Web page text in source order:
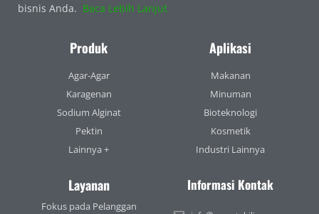
bisnis Anda. Baca Lebih Lanjut
Produk
Agar-Agar
Karagenan
Sodium Alginat
Pektin
Lainnya +
Aplikasi
Makanan
Minuman
Bioteknologi
Kosmetik
Industri Lainnya
Layanan
Fokus pada Pelanggan
Informasi Kontak